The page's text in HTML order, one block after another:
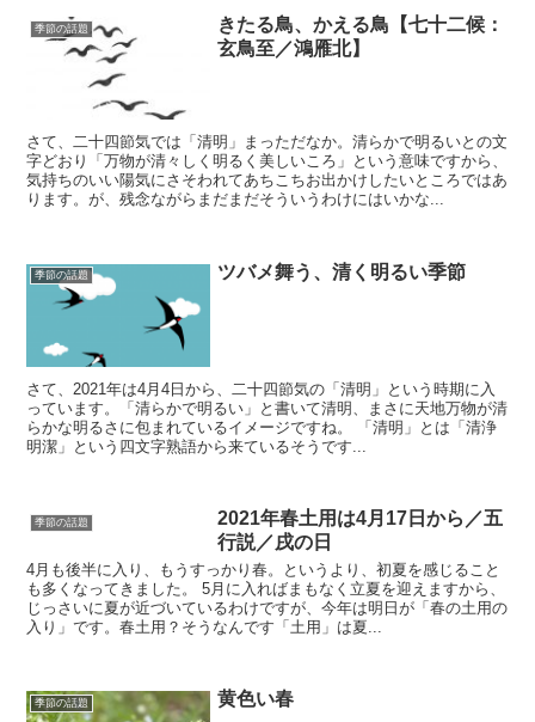
季節の話題
きたる鳥、かえる鳥【七十二候：
玄鳥至／鴻雁北】
さて、二十四節気では「清明」まっただなか。清らかで明るいとの文
字どおり「万物が清々しく明るく美しいころ」という意味ですから、
気持ちのいい陽気にさそわれてあちこちお出かけしたいところではあ
ります。が、残念ながらまだまだそういうわけにはいかな...
季節の話題 ツバメ舞う、清く明るい季節
さて、2021年は4月4日から、二十四節気の「清明」という時期に入
っています。「清らかで明るい」と書いて清明、まさに天地万物が清
らかな明るさに包まれているイメージですね。 「清明」とは「清浄
明潔」という四文字熟語から来ているそうです...
季節の話題
2021年春土用は4月17日から／五
行説／戌の日
4月も後半に入り、もうすっかり春。というより、初夏を感じること
も多くなってきました。 5月に入ればまもなく立夏を迎えますから、
じっさいに夏が近づいているわけですが、今年は明日が「春の土用の
入り」です。春土用？そうなんです「土用」は夏...
季節の話題 黄色い春